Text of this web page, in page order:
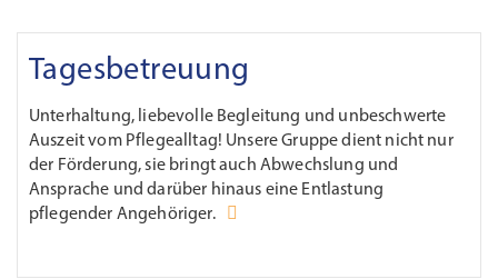
Tagesbetreuung
Unterhaltung, liebevolle Begleitung und unbeschwerte
Auszeit vom Pflegealltag! Unsere Gruppe dient nicht nur
der Förderung, sie bringt auch Abwechslung und
Ansprache und darüber hinaus eine Entlastung
pflegender Angehöriger.